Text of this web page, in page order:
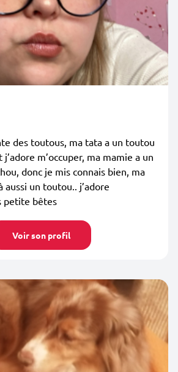
des toutous, ma tata a un toutou
m’occuper, ma mamie a un
donc je mis connais bien, ma
aussi un toutou.. j’adore
petite bêtes
Voir son profil